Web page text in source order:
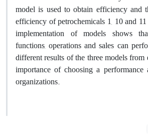
model is used to obtain efficiency and
efficiency of petrochemicals 1, 10 and
implementation of models shows
functions, operations and sales can
different results of the three models
importance of choosing a
organizations.